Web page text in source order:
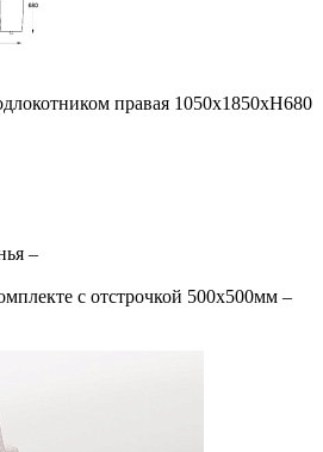
правая 1050х1850хН680
–
с отстрочкой 500х500мм –